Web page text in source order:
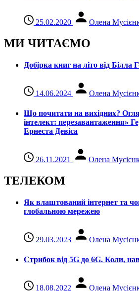
25.02.2020 Олена
МИ ЧИТАЄМО
Добірка книг на літо від Білла
14.06.2024 Олена
Що почитати на вихідних?
інтелект: перезавантаження»
Ернеста Девіса
26.11.2021 Олена
ТЕЛЕКОМ
Як влаштований інтернет та
глобальною мережею
29.03.2023 Олена
Стрибок від 5G до 6G. Коли,
18.08.2022 Олена